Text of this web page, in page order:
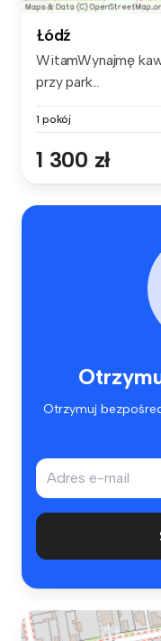
Łódź
WitamWynajmę
przy park...
1 pokój
1 300 zł
Otrzymuj